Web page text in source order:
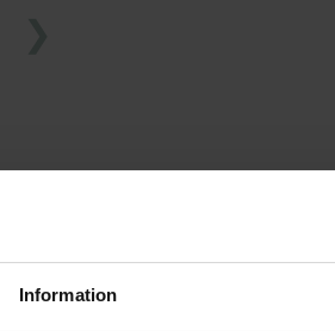
Information